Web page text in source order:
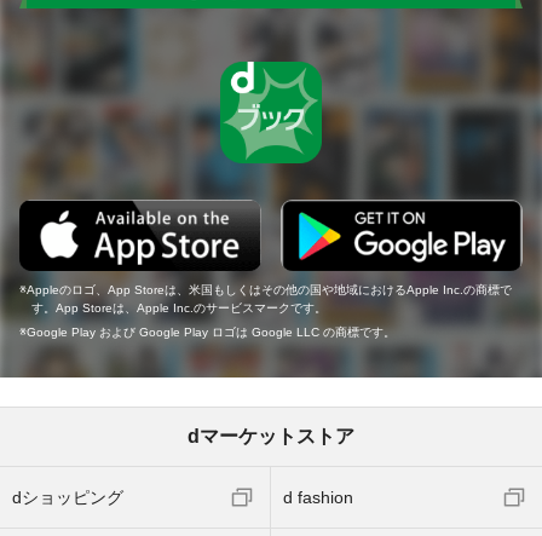
Appleのロゴ、App Storeは、米国もしくはその他の国や地域におけるApple Inc.の商標で
す。App Storeは、Apple Inc.のサービスマークです。
Google Play および Google Play ロゴは Google LLC の商標です。
dマーケットストア
dショッピング d fashion